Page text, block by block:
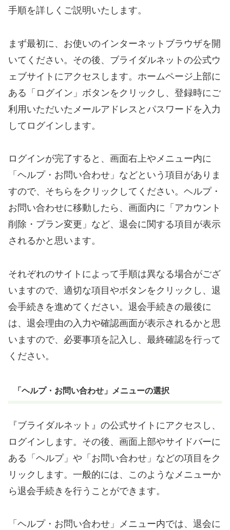
手順を詳しくご説明いたします。
まず最初に、お使いのインターネットブラウザを開
いてください。その後、ブライダルネットの公式ウ
ェブサイトにアクセスします。ホームページ上部に
ある「ログイン」ボタンをクリックし、登録時にご
利用いただいたメールアドレスとパスワードを入力
してログインします。
ログインが完了すると、画面右上やメニュー内に
「ヘルプ・お問い合わせ」などという項目がありま
すので、そちらをクリックしてください。ヘルプ・
お問い合わせに移動したら、画面内に「アカウント
削除・プラン変更」など、退会に関する項目が表示
されるかと思います。
それぞれのサイトによって手順は異なる場合がござ
いますので、適切な項目やボタンをクリックし、退
会手続きを進めてください。退会手続きの最後に
は、退会理由の入力や確認画面が表示されるかと思
いますので、必要事項を記入し、最終確認を行って
ください。
「ヘルプ・お問い合わせ」メニューの選択
『ブライダルネット』の公式サイトにアクセスし、
ログインします。その後、画面上部やサイドバーに
ある「ヘルプ」や「お問い合わせ」などの項目をク
リックします。一般的には、このようなメニューか
ら退会手続きを行うことができます。
「ヘルプ・お問い合わせ」メニュー内では、退会に